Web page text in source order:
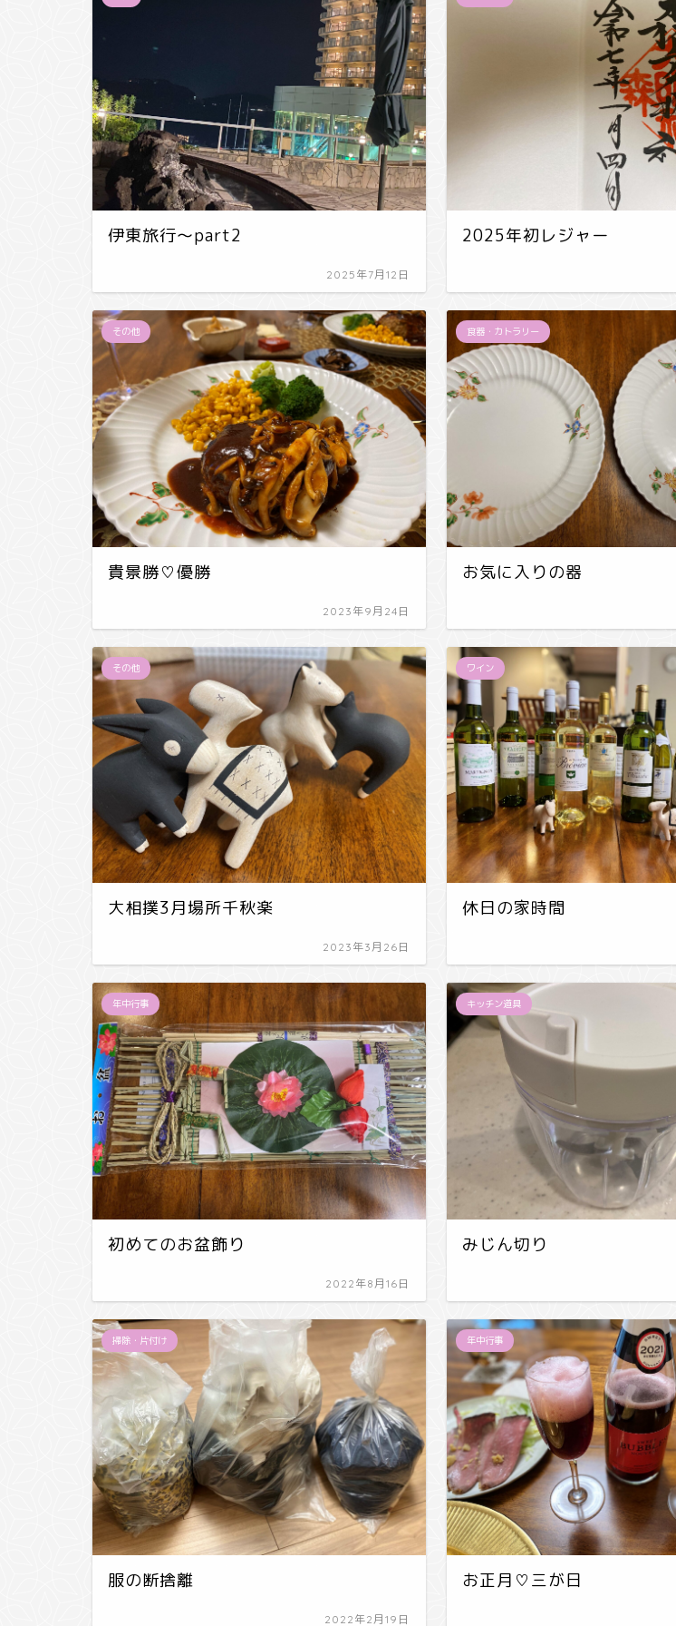
伊東旅行～part2
2025年7月12日
2025年初レジャー
その他
貴景勝♡優勝
2023年9月24日
食器・カトラリー
お気に入りの器
その他
大相撲3月場所千秋楽
2023年3月26日
ワイン
休日の家時間
年中行事
初めてのお盆飾り
2022年8月16日
キッチン道具
みじん切り
掃除・片付け
服の断捨離
2022年2月19日
年中行事
お正月♡三が日